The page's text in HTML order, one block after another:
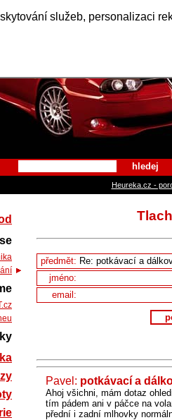
služeb, personalizaci
Alfa
hledej
Heureka.cz -
předmět:
jméno:
email:
Pavel: potkávací a
Ahoj všichni, mám dotaz
tím pádem ani v páčce na
přední i zadní mlhovky